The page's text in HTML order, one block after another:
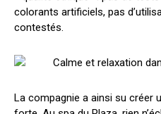
colorants artificiels, pas
contestés.
La compagnie a ainsi su créer